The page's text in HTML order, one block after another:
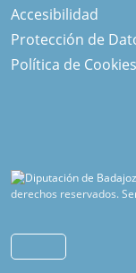
Accesibilidad
Protección de
Política de Cookies
derechos reservados.